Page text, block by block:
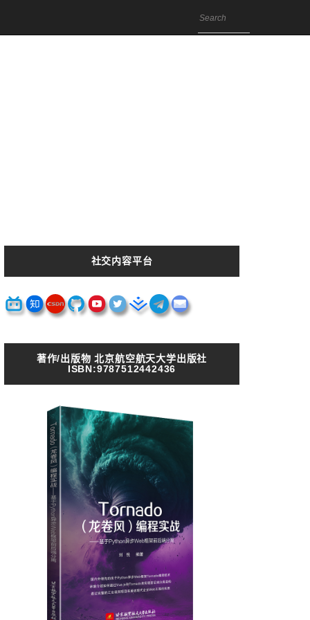
社交内容平台
著作/出版物 北京航空航天大学出版社
ISBN:9787512442436